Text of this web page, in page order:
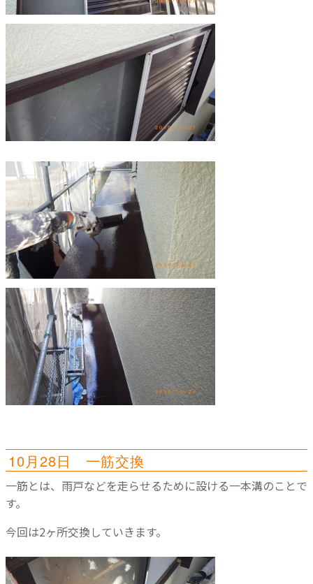
10月28日 一筋交換
一筋とは、雨戸などを走らせるために設ける一本溝のことで
す。
今回は2ヶ所交換していきます。